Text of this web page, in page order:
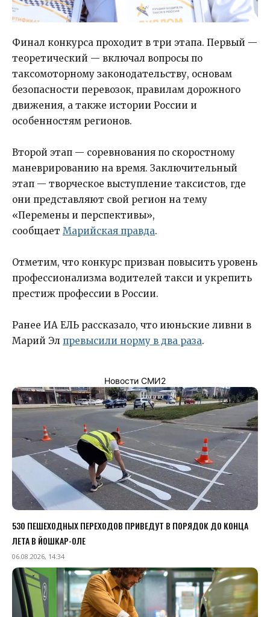
Финал конкурса проходит в три этапа. Первый —
теоретический — включал вопросы по
таксомоторному законодательству, основам
безопасности перевозок, правилам дорожного
движения, а также истории России и
особенностям регионов.
Второй этап — соревнования по скоростному
маневрированию на время. Заключительный
этап — творческое выступление таксистов, где
они представляют свой регион на тему
«Перемены и перспективы»,
сообщает Марийская правда.
Отметим, что конкурс призван повысить уровень
профессионализма водителей такси и укрепить
престиж профессии в России.
Ранее ИА ЕЛЬ рассказало, что июньские ливни в
Марий Эл превысили норму в два раза.
Новости СМИ2
530 ПЕШЕХОДНЫХ ПЕРЕХОДОВ ПРИВЕДУТ В ПОРЯДОК ДО КОНЦА
ЛЕТА В ЙОШКАР-ОЛЕ
06.08.2026, 14:34